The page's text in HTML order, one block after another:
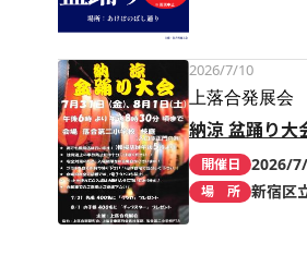
2026/7/10
上落合発展会
納涼 盆踊り大
開催日 2026/
場 所 新宿区